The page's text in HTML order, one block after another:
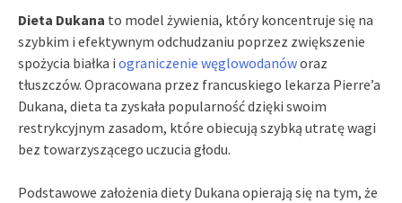
Dieta Dukana to model żywienia, który koncentruje się na
szybkim i efektywnym odchudzaniu poprzez zwiększenie
spożycia białka i ograniczenie węglowodanóworaz
tłuszczów. Opracowana przez francuskiego lekarza Pierre’a
Dukana, dieta ta zyskała popularność dzięki swoim
restrykcyjnym zasadom, które obiecują szybką utratę wagi
bez towarzyszącego uczucia głodu.
Podstawowe założenia diety Dukana opierają się na tym, że